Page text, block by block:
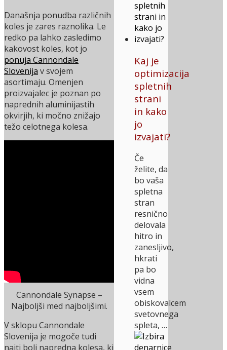
Kaj je
optimizacija
spletnih
strani
in kako
jo
izvajati?
Če
želite, da
bo vaša
spletna
stran
resnično
delovala
hitro in
zanesljivo,
hkrati
pa bo
vidna
vsem
obiskovalcem
svetovnega
spleta, …
Današnja ponudba različnih
koles je zares raznolika. Le
redko pa lahko zasledimo
kakovost koles, kot jo
ponuja Cannondale
Slovenija v svojem
asortimaju. Omenjen
proizvajalec je poznan po
naprednih aluminijastih
okvirjih, ki močno znižajo
težo celotnega kolesa.
Cannondale Synapse –
Najboljši med najboljšimi.
V sklopu Cannondale
Slovenija je mogoče tudi
najti bolj napredna kolesa, ki